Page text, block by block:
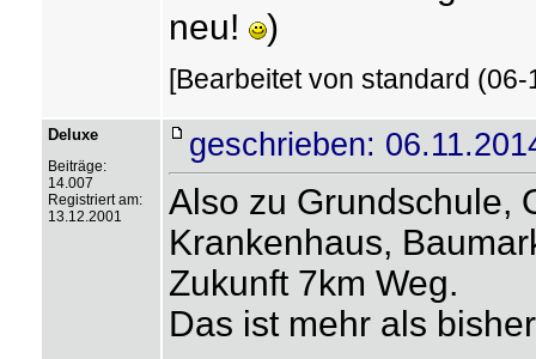
neu!
)
[Bearbeitet von standard
Deluxe
Beiträge:
14.007
Registriert am:
13.12.2001
geschrieben:
Also zu Grundschule,
Krankenhaus,
Zukunft 7km Weg.
Das ist mehr als